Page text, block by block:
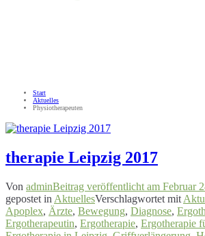
Start
Aktuelles
Physiotherapeuten
therapie Leipzig 2017
Von adminBeitrag veröffentlicht am Februar
gepostet in AktuellesVerschlagwortet mit
Apoplex, Ärzte, Bewegung, Diagnose,
Ergotherapeutin, Ergotherapie, Ergotherapie